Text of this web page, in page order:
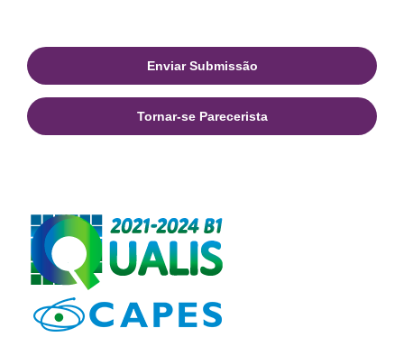
Enviar Submissão
Tornar-se Parecerista